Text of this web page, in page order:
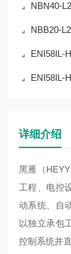
NBN40-
NBB20-
ENI58IL-
ENI58IL-
详细介绍
黑雁（
工程、电控
动系统、自
以独立承包
控制系统并